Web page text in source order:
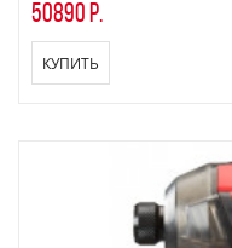
50890 р.
КУПИТЬ